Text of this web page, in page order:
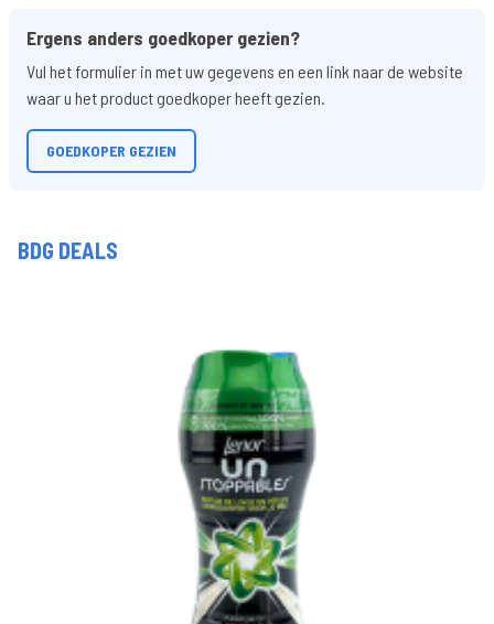
Ergens anders goedkoper gezien?
Vul het formulier in met uw gegevens en een link naar de website
waar u het product goedkoper heeft gezien.
GOEDKOPER GEZIEN
BDG DEALS